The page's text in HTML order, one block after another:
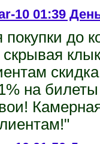
10 01:39
до
на